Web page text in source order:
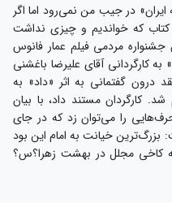
ایران» در جیب من نمی‌رود اما اگر
کتاب که خواندیم و چیزی نداشت
جشنواره مردمی فیلم عمار فانوس
کارگردانی آقای علیرضا باغشنی
درون گفتمانی به اثر «داد» به
کارگردان مستند داد، با بیان
را می‌توان زد که در جای
خیانت به امام این بود
به کاخی مجلل در بهشت زهرا؟س؟